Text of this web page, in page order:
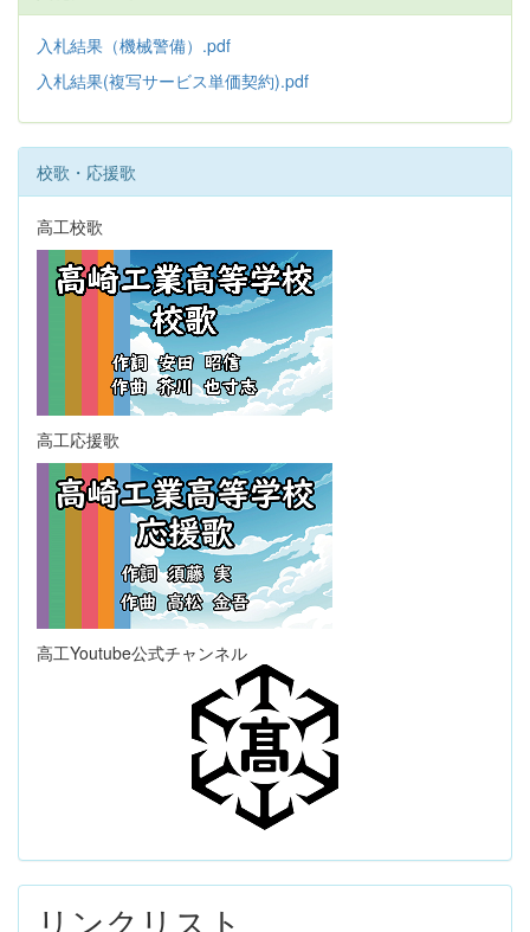
入札結果（機械警備）.pdf
入札結果(複写サービス単価契約).pdf
校歌・応援歌
高工校歌
高工応援歌
高工Youtube公式チャンネル
リンクリスト